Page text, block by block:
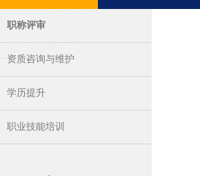
职称评审
资质咨询与维护
学历提升
职业技能培训